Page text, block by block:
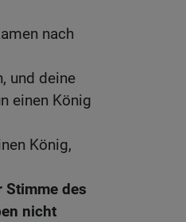
nach
und deine
einen König
König,
Stimme des
nicht